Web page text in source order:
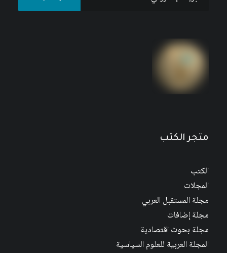
متجر الكتب
الكتب
المجلات
مجلة المستقبل العربي
مجلة إضافات
مجلة بحوث اقتصادية
المجلة العربية للعلوم السياسية